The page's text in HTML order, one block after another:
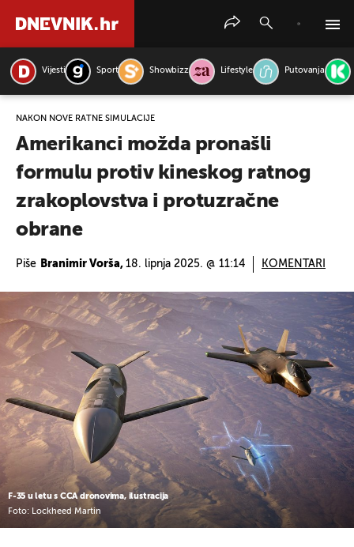
Vijesti Sport Showbizz Lifestyle Putovanja
NAKON NOVE RATNE SIMULACIJE
Amerikanci možda pronašli
formulu protiv kineskog ratnog
zrakoplovstva i protuzračne
obrane
Piše Branimir Vorša, 18. lipnja 2025. @ 11:14 KOMENTARI
F-35 u letu s CCA dronovima, ilustracija
Foto: Lockheed Martin
PRETRAŽITE VIJESTI